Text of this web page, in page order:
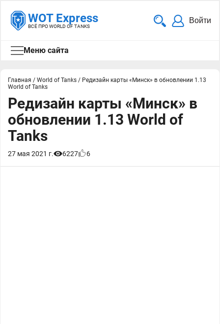
WOT Express
ВСЁ ПРО WORLD OF TANKS
Войти
Меню сайта
Главная / World of Tanks / Редизайн карты «Минск» в обновлении 1.13
World of Tanks
Редизайн карты «Минск» в
обновлении 1.13 World of
Tanks
27 мая 2021 г. 6227 6